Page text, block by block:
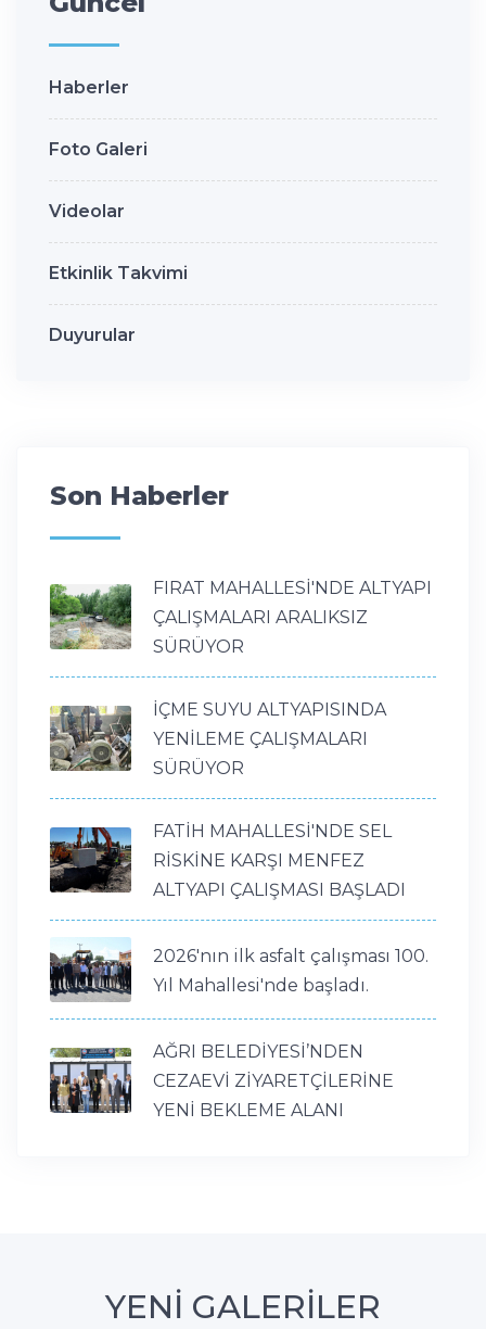
Haberler
Foto Galeri
Videolar
Etkinlik Takvimi
Duyurular
Son Haberler
FIRAT MAHALLESİ'NDE ALTYAPI
ÇALIŞMALARI ARALIKSIZ
SÜRÜYOR
İÇME SUYU ALTYAPISINDA
YENİLEME ÇALIŞMALARI
SÜRÜYOR
FATİH MAHALLESİ'NDE SEL
RİSKİNE KARŞI MENFEZ
ALTYAPI ÇALIŞMASI BAŞLADI
2026'nın ilk asfalt çalışması 100.
Yıl Mahallesi'nde başladı.
AĞRI BELEDİYESİ’NDEN
CEZAEVİ ZİYARETÇİLERİNE
YENİ BEKLEME ALANI
YENİ GALERİLER